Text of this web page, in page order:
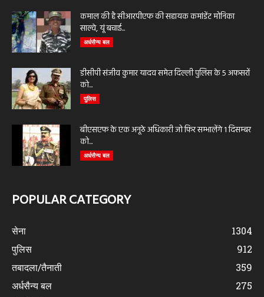
कमाल की है सीआरपीएफ की सहायक कमांडेंट मोनिका
साल्वे, यूं बचाई...
अर्धसैन्य बल
डीसीपी संजीव कुमार यादव समेत दिल्ली पुलिस के 5 अफसरों
को...
पुलिस
बीएसएफ के एक अनूठे अधिकारी जो फिर सम्भालेंगे 1 दिसम्बर
को...
अर्धसैन्य बल
POPULAR CATEGORY
सेना
1304
पुलिस
912
तबादला/तैनाती
359
अर्धसैन्य बल
275